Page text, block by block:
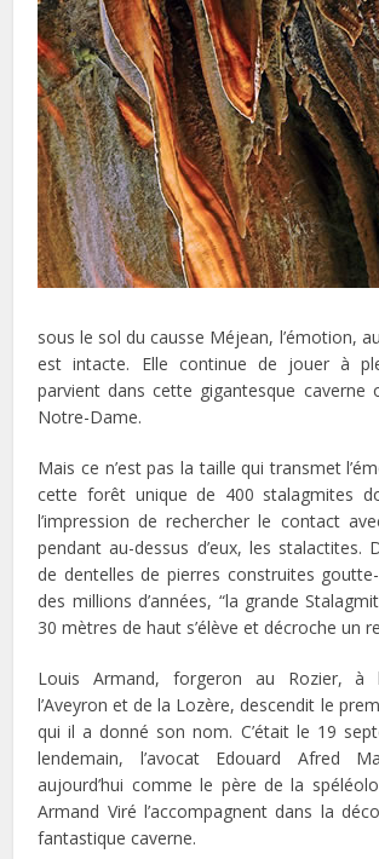
sous le sol du causse Méjean, l’émotion,
est intacte. Elle continue de jouer à
parvient dans cette gigantesque caverne
Notre-Dame.
Mais ce n’est pas la taille qui transmet
cette forêt unique de 400 stalagmites
l’impression de rechercher le contact
pendant au-dessus d’eux, les stalactites.
de dentelles de pierres construites
des millions d’années, “la grande
30 mètres de haut s’élève et décroche un
Louis Armand, forgeron au Rozier, à
l’Aveyron et de la Lozère, descendit le
qui il a donné son nom. C’était le 19
lendemain, l’avocat Edouard Afred
aujourd’hui comme le père de la
Armand Viré l’accompagnent dans la
fantastique caverne.